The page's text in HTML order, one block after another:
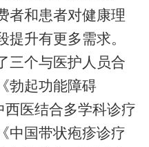
者和患者对健康理
升有更多需求。
三个与医护人员合
勃起功能障碍
西医结合多学科诊疗
中国带状疱疹诊疗